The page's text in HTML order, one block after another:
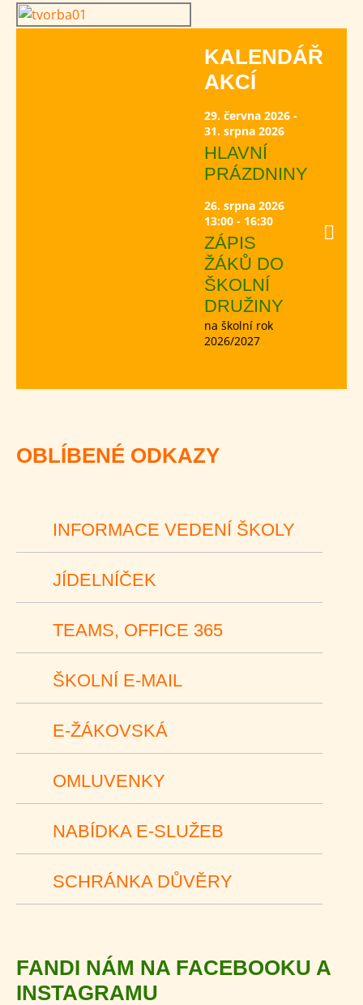
KALENDÁŘ
AKCÍ
29. června 2026 -
31. srpna 2026
HLAVNÍ
PRÁZDNINY
26. srpna 2026
13:00 - 16:30
ZÁPIS
ŽÁKŮ DO
ŠKOLNÍ
DRUŽINY
na školní rok
2026/2027
OBLÍBENÉ ODKAZY
INFORMACE VEDENÍ ŠKOLY
JÍDELNÍČEK
TEAMS, OFFICE 365
ŠKOLNÍ E-MAIL
E-ŽÁKOVSKÁ
OMLUVENKY
NABÍDKA E-SLUŽEB
SCHRÁNKA DŮVĚRY
FANDI NÁM NA FACEBOOKU A
INSTAGRAMU